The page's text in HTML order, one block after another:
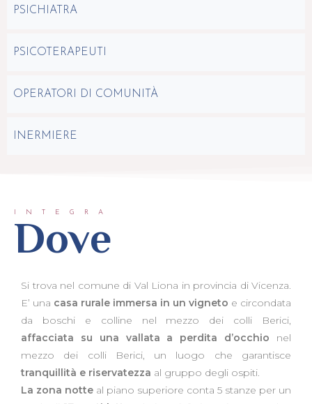
PSICHIATRA
PSICOTERAPEUTI
OPERATORI DI COMUNITÀ
INERMIERE
INTEGRA
Dove
Si trova nel comune di Val Liona in provincia di Vicenza.
E’ una casa rurale immersa in un vigneto e circondata
da boschi e colline nel mezzo dei colli Berici,
affacciata su una vallata a perdita d’occhio nel
mezzo dei colli Berici, un luogo che garantisce
tranquillità e riservatezza al gruppo degli ospiti.
La zona notte al piano superiore conta 5 stanze per un